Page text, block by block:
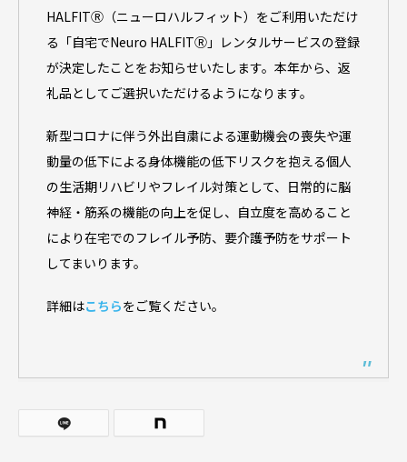
HALFITⓇ（ニューロハルフィット）をご利用いただけ
る「自宅でNeuro HALFITⓇ」レンタルサービスの登録
が決定したことをお知らせいたします。本年から、返
礼品としてご選択いただけるようになります。
新型コロナに伴う外出自粛による運動機会の喪失や運
動量の低下による身体機能の低下リスクを抱える個人
の生活期リハビリやフレイル対策として、日常的に脳
神経・筋系の機能の向上を促し、自立度を高めること
により在宅でのフレイル予防、要介護予防をサポート
してまいります。
詳細はこちらをご覧ください。